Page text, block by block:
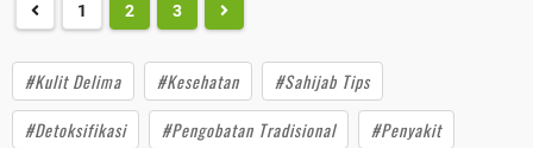
1 2 3
#Kulit Delima #Kesehatan
#Sahijab Tips
#Detoksifikasi
#Pengobatan Tradisional #Penyakit